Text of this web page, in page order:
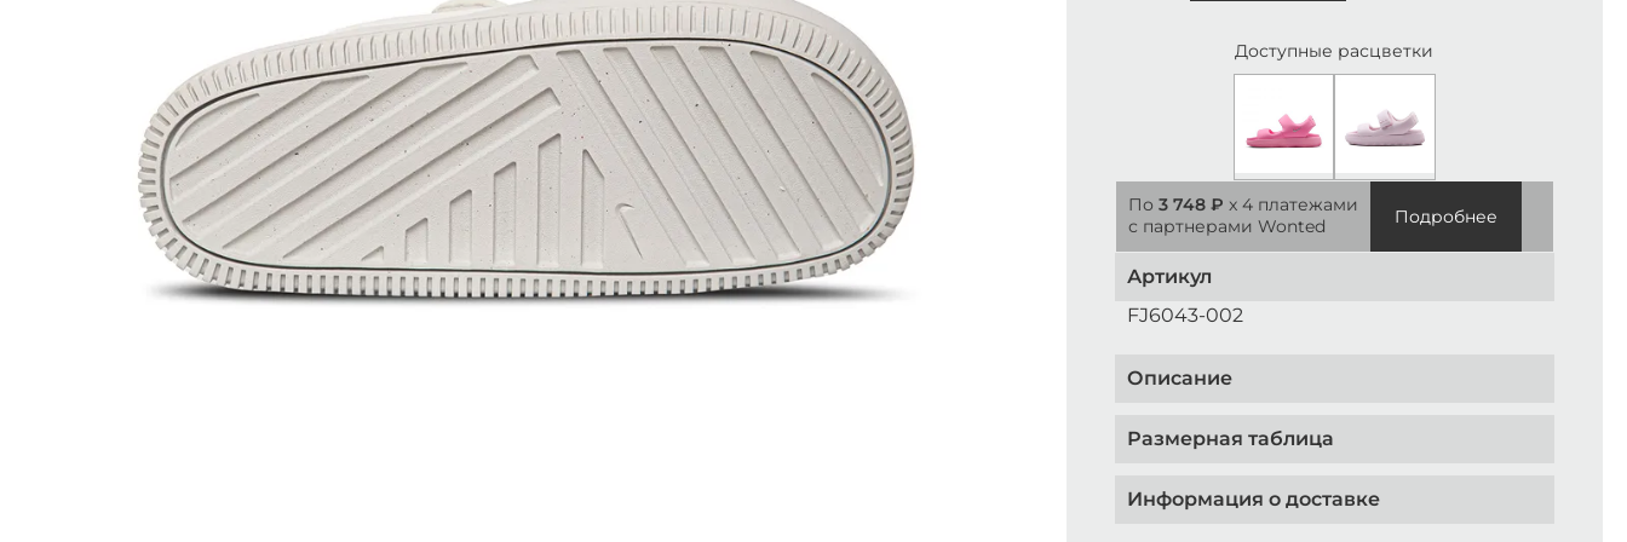
Доступные расцветки
По 3 748 ₽ x 4 платежами
с партнерами Wonted
Подробнее
Артикул
FJ6043-002
Описание
Размерная таблица
Информация о доставке